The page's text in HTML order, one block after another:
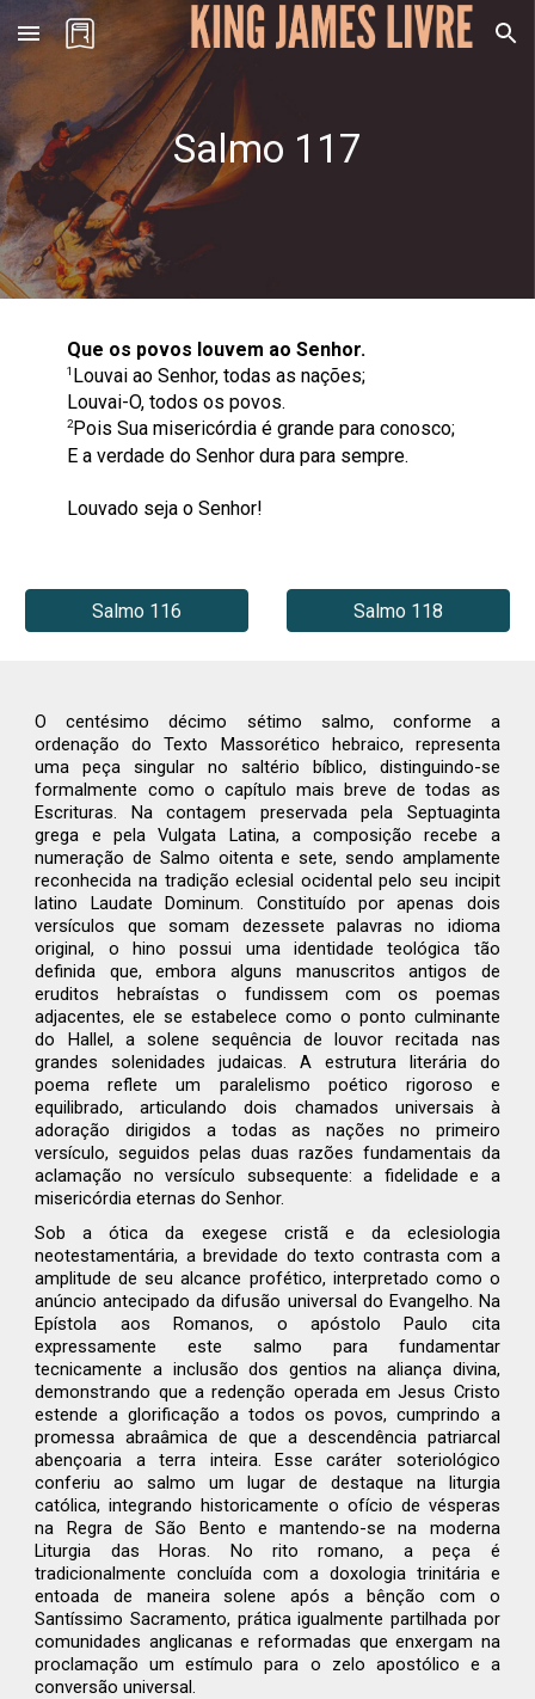
Skip to main content Skip to navigation
Salmo 11 7
Que os povos louvem ao Senhor.
1 Louvai ao Senhor, todas as nações;
Louvai-O, todos os povos.
2Pois Sua misericórdia é grande para conosco;
E a verdade do Senhor dura para sempre.
Louvado seja o Senhor!
Salmo 116 Salmo 118
O centésimo décimo sétimo salmo, conforme a
ordenação do Texto Massorético hebraico, representa
uma peça singular no saltério bíblico, distinguindo-se
formalmente como o capítulo mais breve de todas as
Escrituras. Na contagem preservada pela Septuaginta
grega e pela Vulgata Latina, a composição recebe a
numeração de Salmo oitenta e sete, sendo amplamente
reconhecida na tradição eclesial ocidental pelo seu incipit
latino Laudate Dominum. Constituído por apenas dois
versículos que somam dezessete palavras no idioma
original, o hino possui uma identidade teológica tão
definida que, embora alguns manuscritos antigos de
eruditos hebraístas o fundissem com os poemas
adjacentes, ele se estabelece como o ponto culminante
do Hallel, a solene sequência de louvor recitada nas
grandes solenidades judaicas. A estrutura literária do
poema reflete um paralelismo poético rigoroso e
equilibrado, articulando dois chamados universais à
adoração dirigidos a todas as nações no primeiro
versículo, seguidos pelas duas razões fundamentais da
aclamação no versículo subsequente: a fidelidade e a
misericórdia eternas do Senhor.
Sob a ótica da exegese cristã e da eclesiologia
neotestamentária, a brevidade do texto contrasta com a
amplitude de seu alcance profético, interpretado como o
anúncio antecipado da difusão universal do Evangelho. Na
Epístola aos Romanos, o apóstolo Paulo cita
expressamente este salmo para fundamentar
tecnicamente a inclusão dos gentios na aliança divina,
demonstrando que a redenção operada em Jesus Cristo
estende a glorificação a todos os povos, cumprindo a
promessa abraâmica de que a descendência patriarcal
abençoaria a terra inteira. Esse caráter soteriológico
conferiu ao salmo um lugar de destaque na liturgia
católica, integrando historicamente o ofício de vésperas
na Regra de São Bento e mantendo-se na moderna
Liturgia das Horas. No rito romano, a peça é
tradicionalmente concluída com a doxologia trinitária e
entoada de maneira solene após a bênção com o
Santíssimo Sacramento, prática igualmente partilhada por
comunidades anglicanas e reformadas que enxergam na
proclamação um estímulo para o zelo apostólico e a
conversão universal.